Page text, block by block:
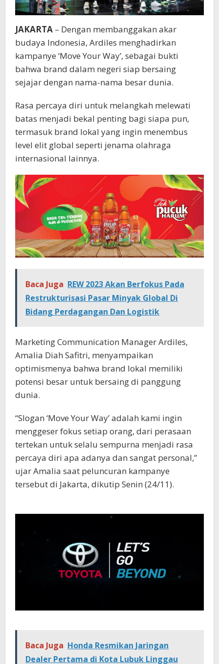
JAKARTA – Dengan membanggakan akar
budaya Indonesia, Ardiles menghadirkan
kampanye ‘Move Your Way’, sebagai bukti
bahwa brand dalam negeri siap bersaing
sejajar dengan nama-nama besar dunia.
Rasa percaya diri untuk melangkah melewati
batas menjadi bekal penting bagi siapa pun,
termasuk brand lokal yang ingin menembus
level elit global seperti jenama olahraga
internasional lainnya.
Baca Juga REW 2023 Akan Berfokus Pada
Restrukturisasi Pasar Minyak Global Di
Bidang Perdagangan Dan Logistik
Marketing Communication Manager Ardiles,
Amalia Diah Safitri, menyampaikan
optimismenya bahwa brand lokal memiliki
potensi besar untuk bersaing di panggung
dunia.
“Slogan ‘Move Your Way’ adalah kami ingin
menggeser fokus setiap orang, dari perasaan
tertekan untuk selalu sempurna menjadi rasa
percaya diri apa adanya dan sangat personal,”
ujar Amalia saat peluncuran kampanye
tersebut di Jakarta, dikutip Senin (24/11).
Baca Juga Honda Resmikan Jaringan
Dealer Pertama di Kota Lubuk Linggau